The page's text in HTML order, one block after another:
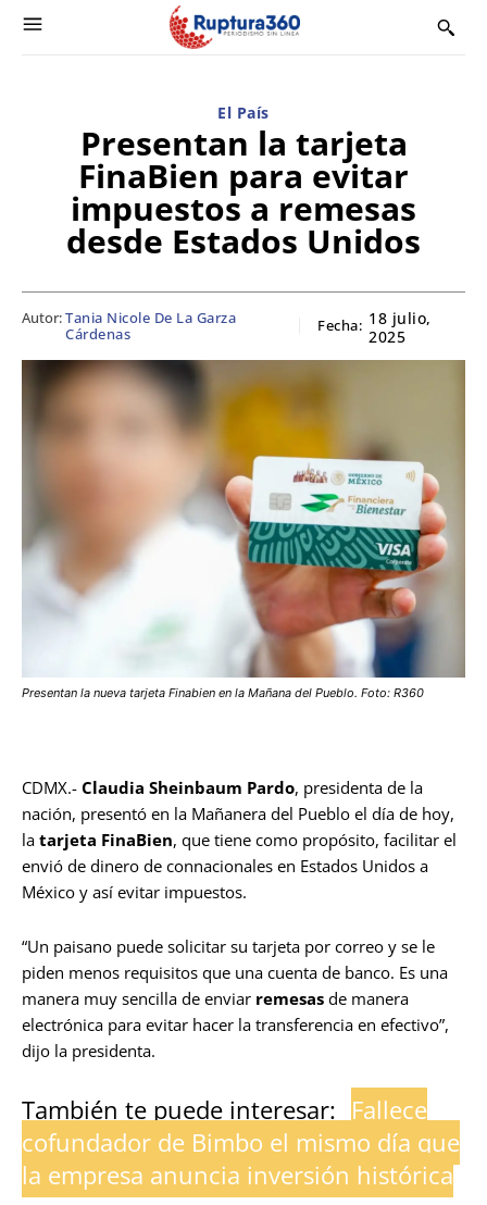
El País
Presentan la tarjeta
FinaBien para evitar
impuestos a remesas
desde Estados Unidos
Autor:Tania Nicole De La Garza
Cárdenas
Fecha: 18 julio,
2025
Presentan la nueva tarjeta Finabien en la Mañana del Pueblo. Foto: R360
CDMX.- Claudia Sheinbaum Pardo, presidenta de la
nación, presentó en la Mañanera del Pueblo el día de hoy,
la tarjeta FinaBien, que tiene como propósito, facilitar el
envió de dinero de connacionales en Estados Unidos a
México y así evitar impuestos.
“Un paisano puede solicitar su tarjeta por correo y se le
piden menos requisitos que una cuenta de banco. Es una
manera muy sencilla de enviar remesas de manera
electrónica para evitar hacer la transferencia en efectivo”,
dijo la presidenta.
También te puede interesar: Fallece
cofundador de Bimbo el mismo día que
la empresa anuncia inversión histórica